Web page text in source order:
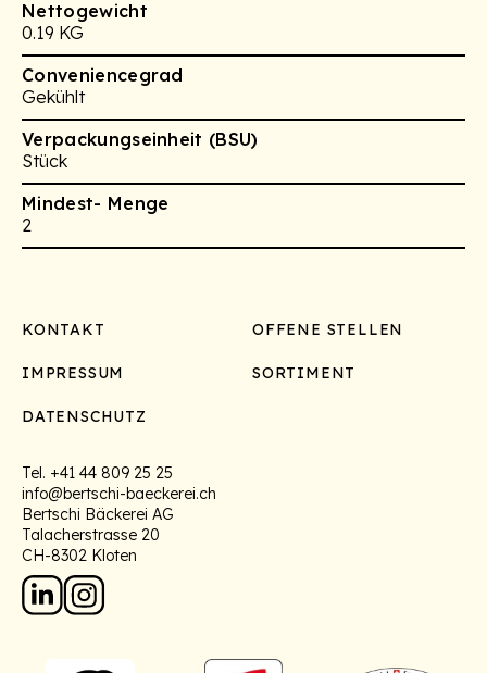
Nettogewicht
0.19 KG
Conveniencegrad
Gekühlt
Verpackungseinheit (BSU)
Stück
Mindest- Menge
2
Footer
KONTAKT OFFENE STELLEN
IMPRESSUM SORTIMENT
DATENSCHUTZ
Tel. +41 44 809 25 25
info@bertschi-baeckerei.ch
Bertschi Bäckerei AG
Talacherstrasse 20
CH-8302 Kloten